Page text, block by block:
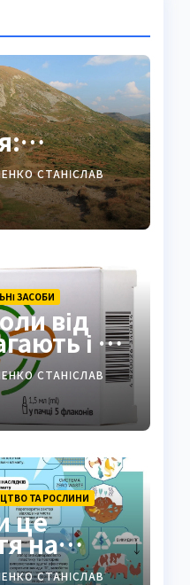
СТАНІСЛАВ
ЗАСОБИ
від
і як
СТАНІСЛАВ
ТА РОСЛИНИ
це
на
гід
СТАНІСЛАВ